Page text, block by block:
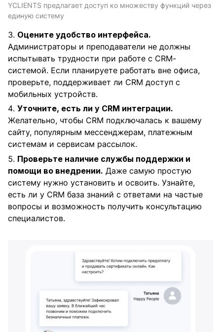
YCLIENTS предлагает доступ ко множеству функций через
единую систему
Оцените удобство интерфейса.
Администраторы и преподаватели не должны
испытывать трудности при работе с CRM-
системой. Если планируете работать вне офиса,
проверьте, поддерживает ли CRM доступ с
мобильных устройств.
Уточните, есть ли у CRM интеграции.
Желательно, чтобы CRM подключалась к вашему
сайту, популярным мессенджерам, платежным
системам и сервисам рассылок.
Проверьте наличие службы поддержки и
помощи во внедрении. Даже самую простую
систему нужно установить и освоить. Узнайте,
есть ли у CRM база знаний с ответами на частые
вопросы и возможность получить консультацию
специалистов.